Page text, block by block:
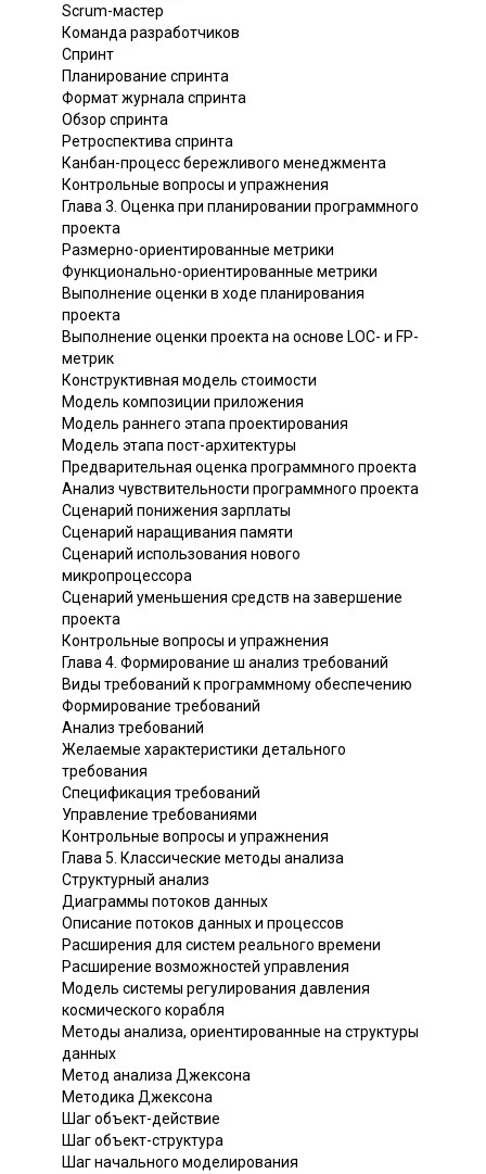
Scrum-мастер
Команда разработчиков
Спринт
Планирование спринта
Формат журнала спринта
Обзор спринта
Ретроспектива спринта
Канбан-процесс бережливого менеджмента
Контрольные вопросы и упражнения
Глава 3. Оценка при планировании программного
проекта
Размерно-ориентированные метрики
Функционально-ориентированные метрики
Выполнение оценки в ходе планирования
проекта
Выполнение оценки проекта на основе LOC- и FP-
метрик
Конструктивная модель стоимости
Модель композиции приложения
Модель раннего этапа проектирования
Модель этапа пост-архитектуры
Предварительная оценка программного проекта
Анализ чувствительности программного проекта
Сценарий понижения зарплаты
Сценарий наращивания памяти
Сценарий использования нового
микропроцессора
Сценарий уменьшения средств на завершение
проекта
Контрольные вопросы и упражнения
Глава 4. Формирование ш анализ требований
Виды требований к программному обеспечению
Формирование требований
Анализ требований
Желаемые характеристики детального
требования
Спецификация требований
Управление требованиями
Контрольные вопросы и упражнения
Глава 5. Классические методы анализа
Структурный анализ
Диаграммы потоков данных
Описание потоков данных и процессов
Расширения для систем реального времени
Расширение возможностей управления
Модель системы регулирования давления
космического корабля
Методы анализа, ориентированные на структуры
данных
Метод анализа Джексона
Методика Джексона
Шаг объект-действие
Шаг объект-структура
Шаг начального моделирования